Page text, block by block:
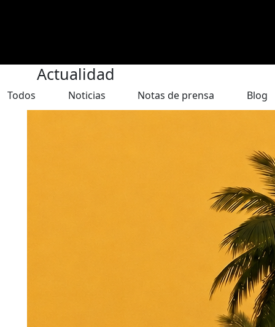
Actualidad
Todos Noticias Notas de prensa Blog